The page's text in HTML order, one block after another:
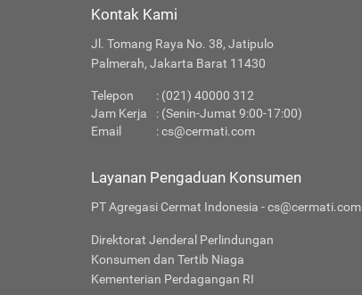
Kontak Kami
Jl. Tomang Raya No. 38, Jatipulo
Palmerah, Jakarta Barat 11430
Telepon
: (021) 40000 312
Jam Kerja
: (Senin-Jumat 9:00-17:00)
Email
:cs@cermati.com
Layanan Pengaduan Konsumen
PT Agregasi Cermat Indonesia - cs@cermati.com
Direktorat Jenderal Perlindungan
Konsumen dan Tertib Niaga
Kementerian Perdagangan RI